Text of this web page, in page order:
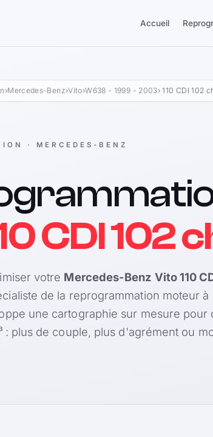
Accueil
›Mercedes-Benz›Vito›W638 - 1999 - 2003› 110 CDI 102
· MERCEDES-BENZ
CDI 102
votre Mercedes-Benz Vito 110
de la reprogrammation moteur à
une cartographie sur mesure pour
: plus de couple, plus d'agrément ou